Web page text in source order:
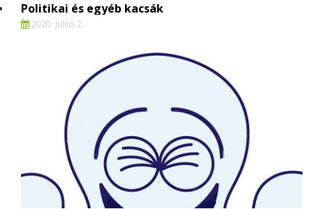
Politikai és egyéb kacsák
2020. július 2.